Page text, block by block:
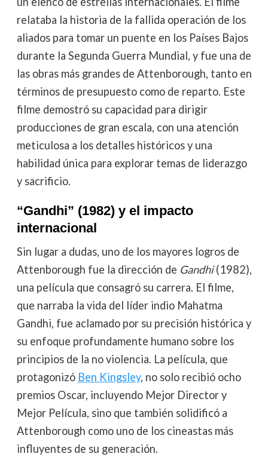
relataba la historia de la fallida operación de los
aliados para tomar un puente en los Países Bajos
durante la Segunda Guerra Mundial, y fue una de
las obras más grandes de Attenborough, tanto en
términos de presupuesto como de reparto. Este
filme demostró su capacidad para dirigir
producciones de gran escala, con una atención
meticulosa a los detalles históricos y una
habilidad única para explorar temas de liderazgo
y sacrificio.
“Gandhi” (1982) y el impacto
internacional
Sin lugar a dudas, uno de los mayores logros de
Attenborough fue la dirección de Gandhi(1982),
una película que consagró su carrera. El filme,
que narraba la vida del líder indio Mahatma
Gandhi, fue aclamado por su precisión histórica y
su enfoque profundamente humano sobre los
principios de la no violencia. La película, que
protagonizó Ben Kingsley, no solo recibió ocho
premios Oscar, incluyendo Mejor Director y
Mejor Película, sino que también solidificó a
Attenborough como uno de los cineastas más
influyentes de su generación.